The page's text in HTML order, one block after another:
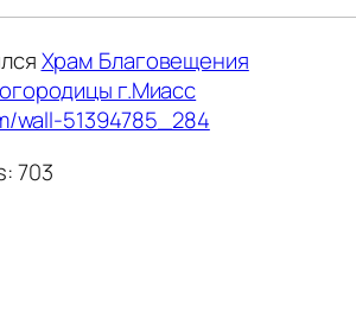
Храм Благовещения
г.Миасс
wall-51394785_284
703